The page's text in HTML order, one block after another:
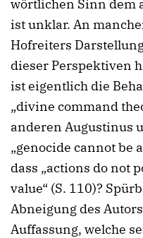
wörtlichen Sinn dem
ist unklar. An
Hofreiters
dieser Perspektiven
ist eigentlich die
„divine command
anderen Augustinus
„genocide cannot be
dass „actions do not
value“ (S. 110)?
Abneigung des
Auffassung, welche